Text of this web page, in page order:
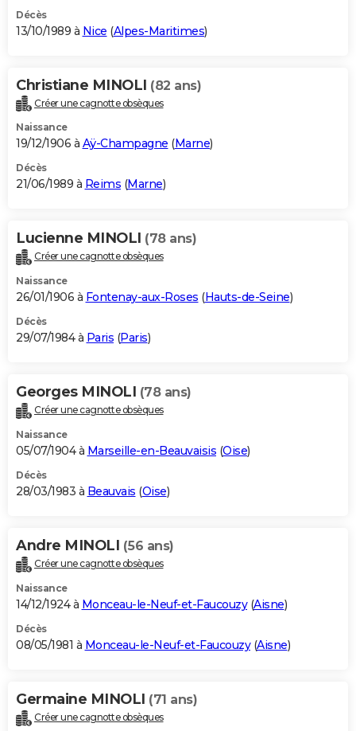
Décès
13/10/1989 à Nice (Alpes-Maritimes)
Christiane MINOLI (82 ans)
Créer une cagnotte obsèques
Naissance
19/12/1906 à Aÿ-Champagne (Marne)
Décès
21/06/1989 à Reims (Marne)
Lucienne MINOLI (78 ans)
Créer une cagnotte obsèques
Naissance
26/01/1906 à Fontenay-aux-Roses (Hauts-de-Seine)
Décès
29/07/1984 à Paris (Paris)
Georges MINOLI (78 ans)
Créer une cagnotte obsèques
Naissance
05/07/1904 à Marseille-en-Beauvaisis (Oise)
Décès
28/03/1983 à Beauvais (Oise)
Andre MINOLI (56 ans)
Créer une cagnotte obsèques
Naissance
14/12/1924 à Monceau-le-Neuf-et-Faucouzy(Aisne)
Décès
08/05/1981 à Monceau-le-Neuf-et-Faucouzy(Aisne)
Germaine MINOLI (71 ans)
Créer une cagnotte obsèques